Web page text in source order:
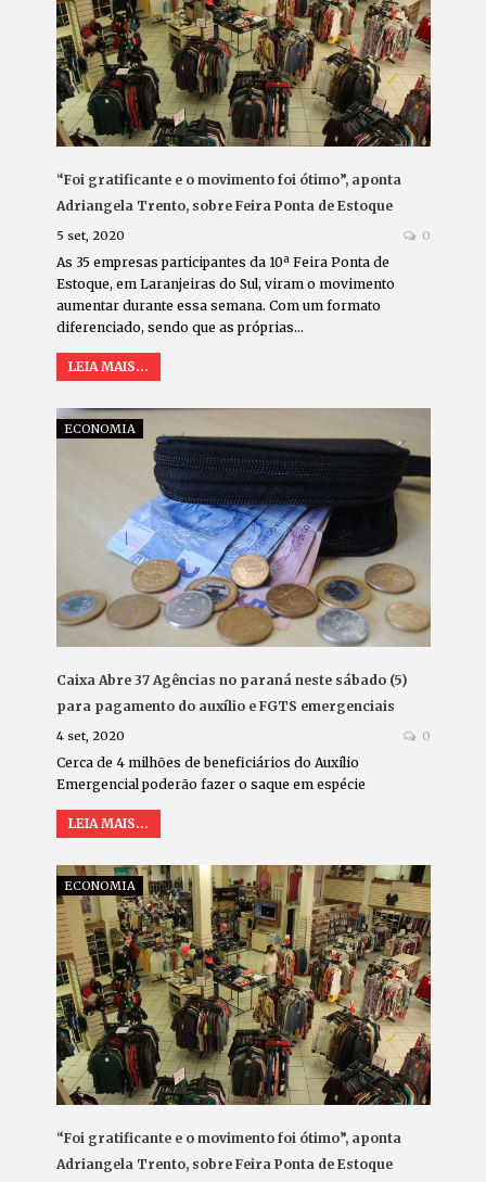
“Foi gratificante e o movimento foi ótimo”, aponta
Adriangela Trento, sobre Feira Ponta de Estoque
5 set, 2020 0
As 35 empresas participantes da 10ª Feira Ponta de
Estoque, em Laranjeiras do Sul, viram o movimento
aumentar durante essa semana. Com um formato
diferenciado, sendo que as próprias…
LEIA MAIS...
ECONOMIA
Caixa Abre 37 Agências no paraná neste sábado (5)
para pagamento do auxílio e FGTS emergenciais
4 set, 2020 0
Cerca de 4 milhões de beneficiários do Auxílio
Emergencial poderão fazer o saque em espécie
LEIA MAIS...
ECONOMIA
“Foi gratificante e o movimento foi ótimo”, aponta
Adriangela Trento, sobre Feira Ponta de Estoque